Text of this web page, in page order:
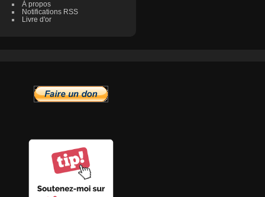
À propos
Notifications RSS
Livre d'or